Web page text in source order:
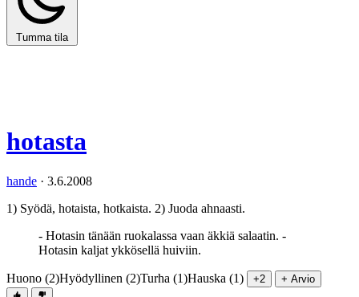
Tumma tila
hotasta
hande · 3.6.2008
1) Syödä, hotaista, hotkaista. 2) Juoda ahnaasti.
- Hotasin tänään ruokalassa vaan äkkiä salaatin. -
Hotasin kaljat ykkösellä huiviin.
Huono (2)Hyödyllinen (2)Turha (1)Hauska (1) +2 + Arvio